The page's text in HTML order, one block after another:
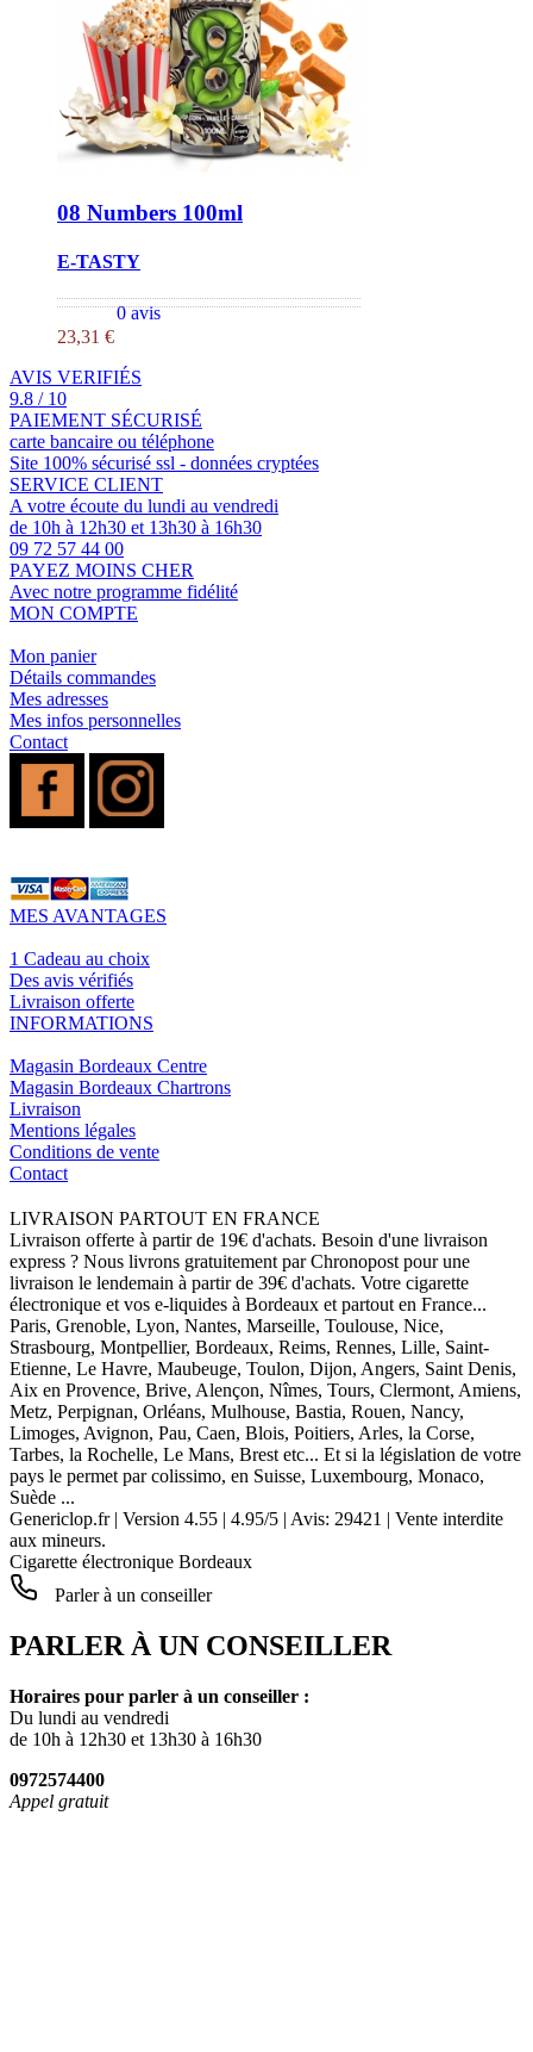
08 Numbers 100ml
E-TASTY
0 avis
23,31 €
AVIS VERIFIÉS
9.8 / 10
PAIEMENT SÉCURISÉ
carte bancaire ou téléphone
Site 100% sécurisé ssl - données cryptées
SERVICE CLIENT
A votre écoute du lundi au vendredi
de 10h à 12h30 et 13h30 à 16h30
09 72 57 44 00
PAYEZ MOINS CHER
Avec notre programme fidélité
MON COMPTE
Mon panier
Détails commandes
Mes adresses
Mes infos personnelles
Contact
MES AVANTAGES
1 Cadeau au choix
Des avis vérifiés
Livraison offerte
INFORMATIONS
Magasin Bordeaux Centre
Magasin Bordeaux Chartrons
Livraison
Mentions légales
Conditions de vente
Contact
LIVRAISON PARTOUT EN FRANCE
Livraison offerte à partir de 19€ d'achats. Besoin d'une livraison
express ? Nous livrons gratuitement par Chronopost pour une
livraison le lendemain à partir de 39€ d'achats. Votre cigarette
électronique et vos e-liquides à Bordeaux et partout en France...
Paris, Grenoble, Lyon, Nantes, Marseille, Toulouse, Nice,
Strasbourg, Montpellier, Bordeaux, Reims, Rennes, Lille, Saint-
Etienne, Le Havre, Maubeuge, Toulon, Dijon, Angers, Saint Denis,
Aix en Provence, Brive, Alençon, Nîmes, Tours, Clermont, Amiens,
Metz, Perpignan, Orléans, Mulhouse, Bastia, Rouen, Nancy,
Limoges, Avignon, Pau, Caen, Blois, Poitiers, Arles, la Corse,
Tarbes, la Rochelle, Le Mans, Brest etc... Et si la législation de votre
pays le permet par colissimo, en Suisse, Luxembourg, Monaco,
Suède ...
Genericlop.fr| Version 4.55 | 4.95/5 | Avis: 29421 | Vente interdite
aux mineurs.
Cigarette électronique Bordeaux
Parler à un conseiller
PARLER À UN CONSEILLER
Horaires pour parler à un conseiller :
Du lundi au vendredi
de 10h à 12h30 et 13h30 à 16h30
0972574400
Appel gratuit